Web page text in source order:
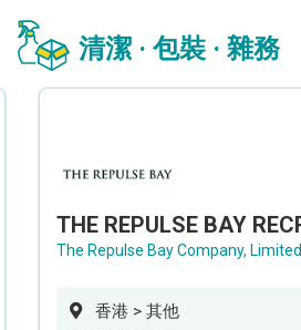
清潔 · 包裝 · 雜務
The Repulse Bay Company, Limited
香港 > 其他